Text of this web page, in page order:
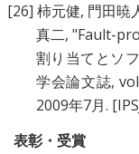
[26] 柿元健, 門田暁
真二, "Fault-
割り当てとソ
学会論文誌,
2009年7月.
表彰・受賞